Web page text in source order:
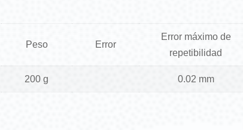
Peso Error
Error máximo de
repetibilidad
200 g 0.02 mm